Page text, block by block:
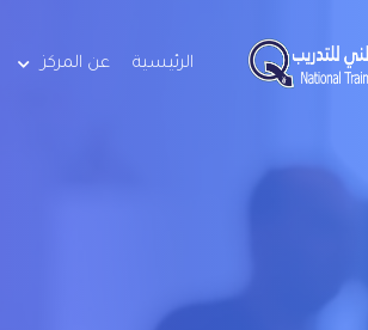
الرئيسية عن المركز